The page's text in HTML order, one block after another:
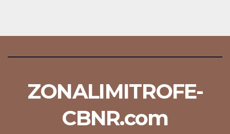
ZONALIMITROFE-
CBNR.com